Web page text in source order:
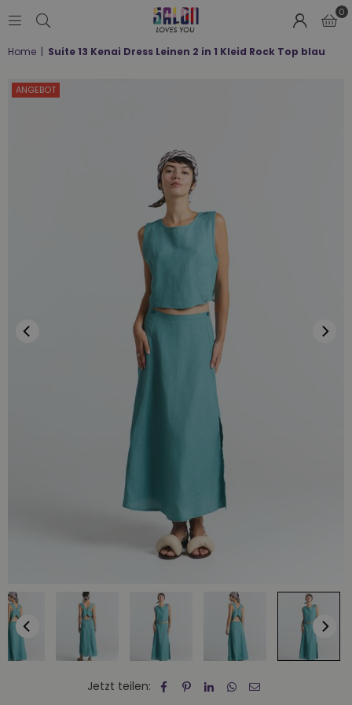
LOVES
0
Home | Suite 13 Kenai Dress Leinen 2 in 1 Kleid Rock Top blau
ANGEBOT
Jetzt teilen: